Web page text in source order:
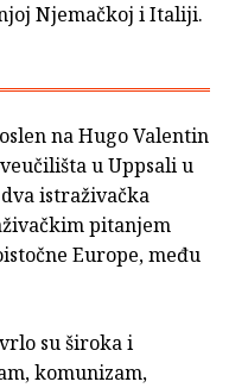
Njemačkoj i Italiji.
na Hugo Valentin
u Uppsali u
istraživačka
pitanjem
Europe, među
su široka i
komunizam,